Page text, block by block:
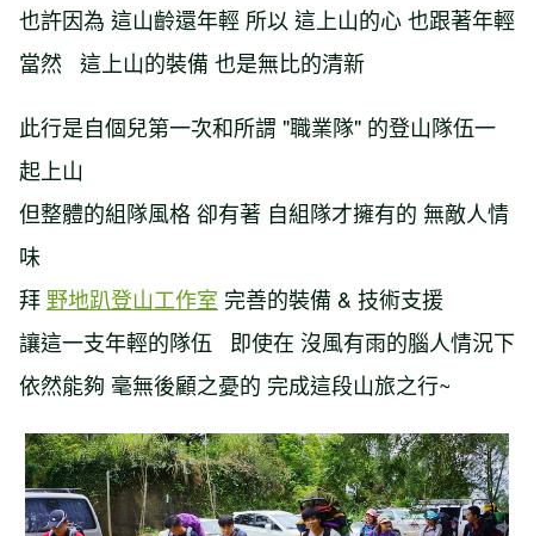
也許因為 這山齡還年輕 所以 這上山的心 也跟著年輕
當然 這上山的裝備 也是無比的清新
此行是自個兒第一次和所謂 "職業隊" 的登山隊伍一
起上山
但整體的組隊風格 卻有著 自組隊才擁有的 無敵人情
味
拜野地趴登山工作室 完善的裝備 & 技術支援
讓這一支年輕的隊伍 即使在 沒風有雨的腦人情況下
依然能夠 毫無後顧之憂的 完成這段山旅之行~